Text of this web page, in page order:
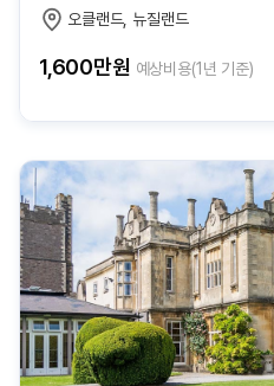
오클랜드, 뉴질랜드
1,600만원 예상비용(1년 기준)